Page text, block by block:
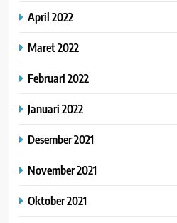
April 2022
Maret 2022
Februari 2022
Januari 2022
Desember 2021
November 2021
Oktober 2021